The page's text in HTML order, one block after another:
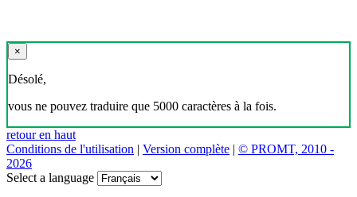
×
Désolé,
vous ne pouvez traduire que 5000 caractères à la fois.
retour en haut
Conditions de l'utilisation | Version complète | © PROMT, 2010 -
2026
Select a language